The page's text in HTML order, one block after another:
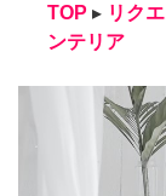
TOP ▸ リク
ンテリア